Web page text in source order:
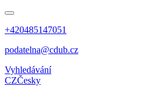
+420485147051
podatelna@cdub.cz
Vyhledávání
CZČesky